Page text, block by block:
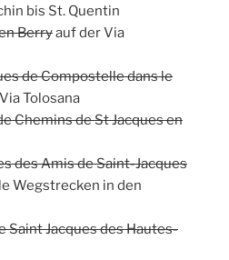
bis St. Quentin
Berryauf der Via
de Compostelle dans le
Tolosana
Chemins de St Jacques en
des Amis de Saint-Jacques
Wegstrecken in den
Saint Jacques des Hautes-